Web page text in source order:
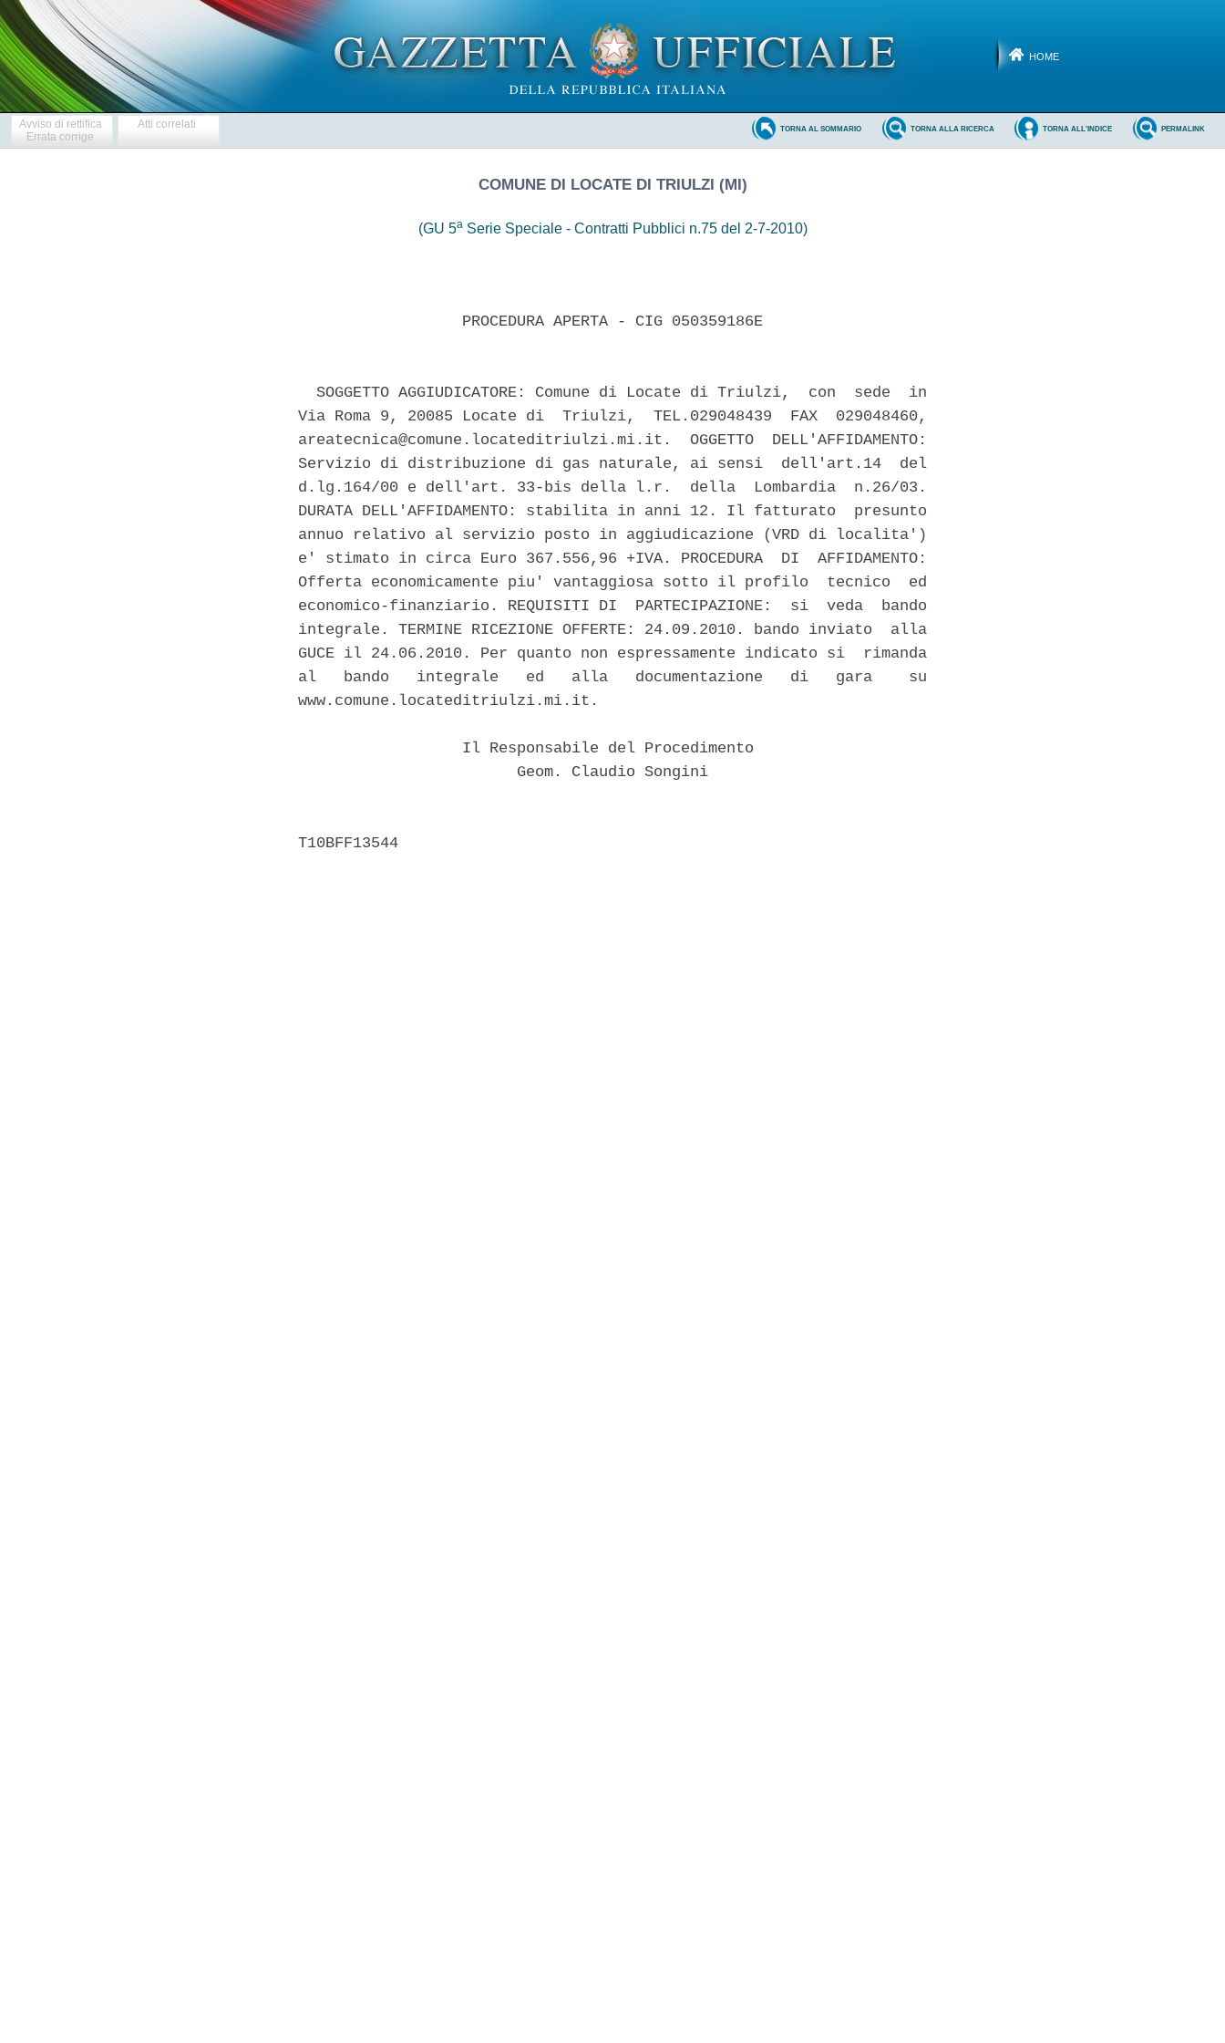
HOME
Avviso di rettifica
Errata corrige
Atti correlati PERMALINK
TORNA ALL'INDICE
TORNA ALLA RICERCA
TORNA AL SOMMARIO
COMUNE DI LOCATE DI TRIULZI (MI)
(GU 5aSerie Speciale - Contratti Pubblici n.75 del 2-7-2010)
                  PROCEDURA APERTA - CIG 050359186E
  SOGGETTO AGGIUDICATORE: Comune di Locate di Triulzi,  con  sede  in
Via Roma 9, 20085 Locate di  Triulzi,  TEL.029048439  FAX  029048460,
areatecnica@comune.locateditriulzi.mi.it.  OGGETTO  DELL'AFFIDAMENTO:
Servizio di distribuzione di gas naturale, ai sensi  dell'art.14  del
d.lg.164/00 e dell'art. 33-bis della l.r.  della  Lombardia  n.26/03.
DURATA DELL'AFFIDAMENTO: stabilita in anni 12. Il fatturato  presunto
annuo relativo al servizio posto in aggiudicazione (VRD di localita')
e' stimato in circa Euro 367.556,96 +IVA. PROCEDURA  DI  AFFIDAMENTO:
Offerta economicamente piu' vantaggiosa sotto il profilo  tecnico  ed
economico-finanziario. REQUISITI DI  PARTECIPAZIONE:  si  veda  bando
integrale. TERMINE RICEZIONE OFFERTE: 24.09.2010. bando inviato  alla
GUCE il 24.06.2010. Per quanto non espressamente indicato si  rimanda
al   bando   integrale   ed   alla   documentazione   di   gara    su
www.comune.locateditriulzi.mi.it.
                  Il Responsabile del Procedimento
                        Geom. Claudio Songini